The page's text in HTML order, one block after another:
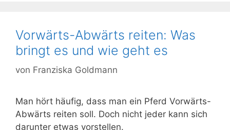
Vorwärts-Abwärts reiten: Was
bringt es und wie geht es
von Franziska Goldmann
Man hört häufig, dass man ein Pferd Vorwärts-
Abwärts reiten soll. Doch nicht jeder kann sich
darunter etwas vorstellen.